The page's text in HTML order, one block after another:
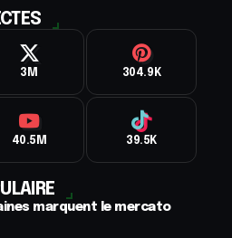
3M 304.9K
40.5M 39.5K
marquent le mercato